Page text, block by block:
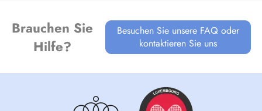
Brauchen Sie
Hilfe?
Besuchen Sie unsere FAQ oder
kontaktieren Sie uns